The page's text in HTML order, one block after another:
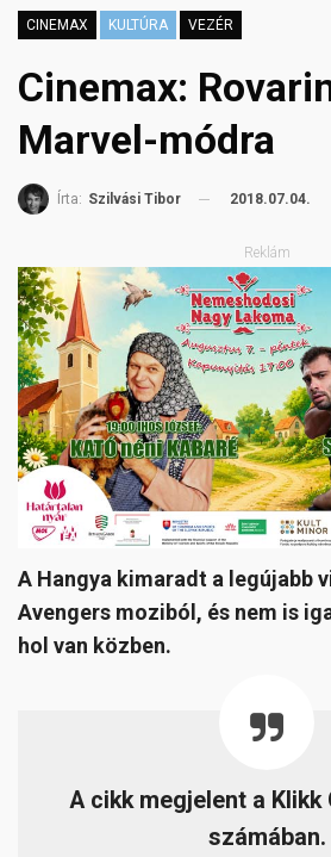
CINEMAX KULTÚRA VEZÉR
Cinemax:
Marvel-módra
Írta: Szilvási Tibor 2018.07.04.
Reklám
A Hangya kimaradt a legújabb
Avengers moziból, és nem is
hol van közben.
A cikk megjelent a Klikk
számában.